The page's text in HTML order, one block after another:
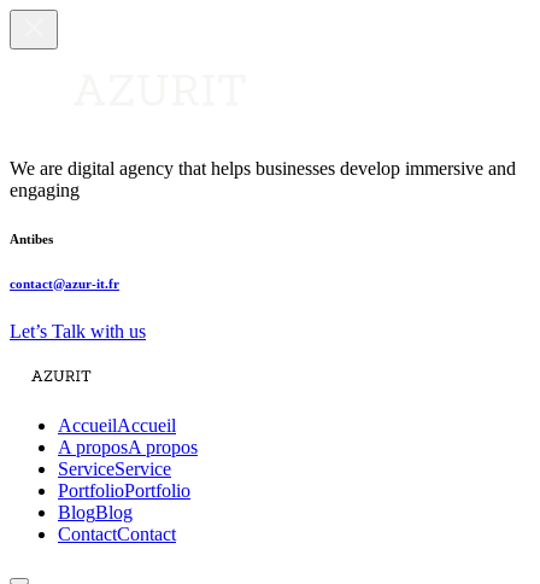
We are digital agency that helps businesses develop immersive and
engaging
Antibes
contact@azur-it.fr
Let’s Talk with us
AccueilAccueil
A proposA propos
ServiceService
PortfolioPortfolio
BlogBlog
ContactContact